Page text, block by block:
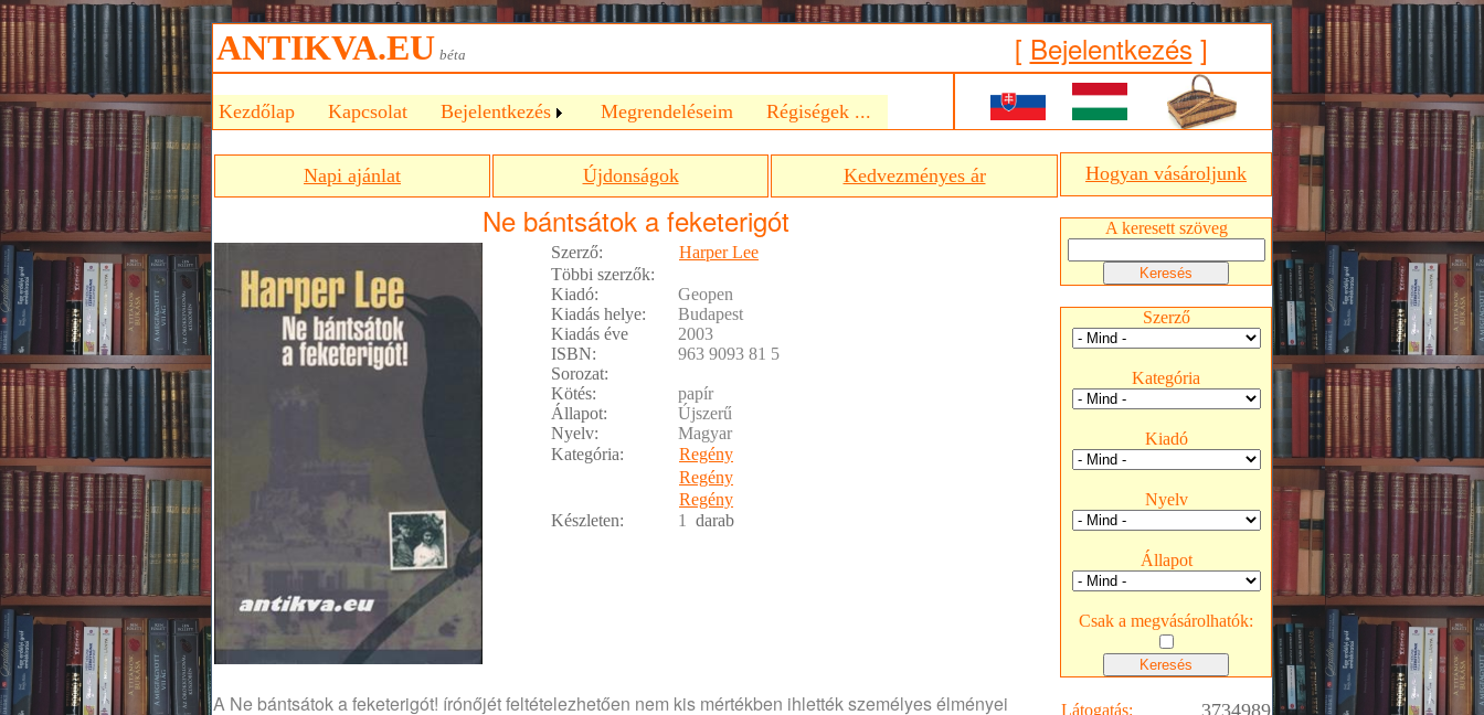
ANTIKVA.EU béta [ Bejelentkezés ]
Kezdőlap Kapcsolat Bejelentkezés Megrendeléseim Régiségek ...
Napi ajánlat Újdonságok Kedvezményes ár
Ne bántsátok a feketerigót
Szerző:
Harper Lee
Többi szerzők:
Kiadó:
Geopen
Kiadás helye:
Budapest
Kiadás éve
2003
ISBN:
963 9093 81 5
Sorozat:
Kötés:
papír
Állapot:
Újszerű
Nyelv:
Magyar
Kategória:
Regény
Regény
Regény
Készleten:
1 darab
A Ne bántsátok a feketerigót! írónőjét feltételezhetően nem kis mértékben ihlették személyes élményei
Hogyan vásároljunk
A keresett szöveg
Szerző
Kategória
Kiadó
Nyelv
Állapot
Csak a megvásárolhatók:
Látogatás: 3734989